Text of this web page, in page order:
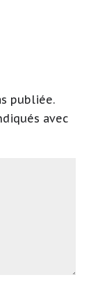
publiée.
avec